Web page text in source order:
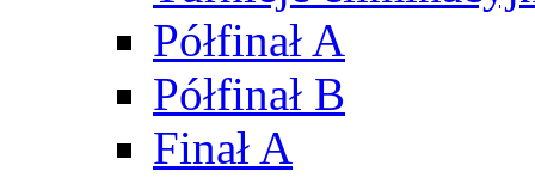
Półfinał A
Półfinał B
Finał A